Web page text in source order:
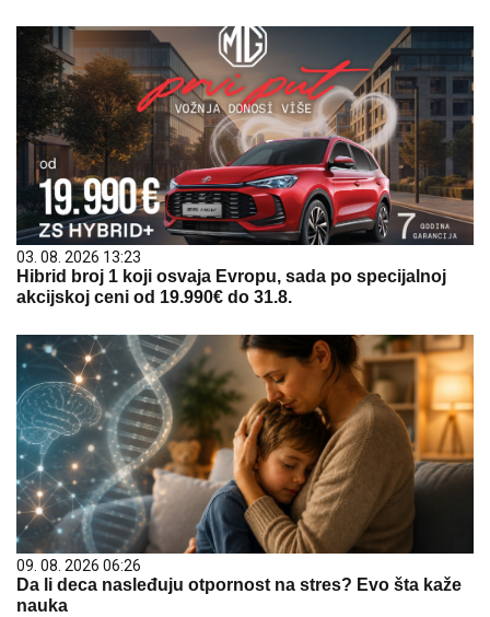
03. 08. 2026 13:23
Hibrid broj 1 koji osvaja Evropu, sada po specijalnoj
akcijskoj ceni od 19.990€ do 31.8.
09. 08. 2026 06:26
Da li deca nasleđuju otpornost na stres? Evo šta kaže
nauka